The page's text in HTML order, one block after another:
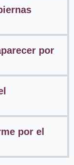
por
por el